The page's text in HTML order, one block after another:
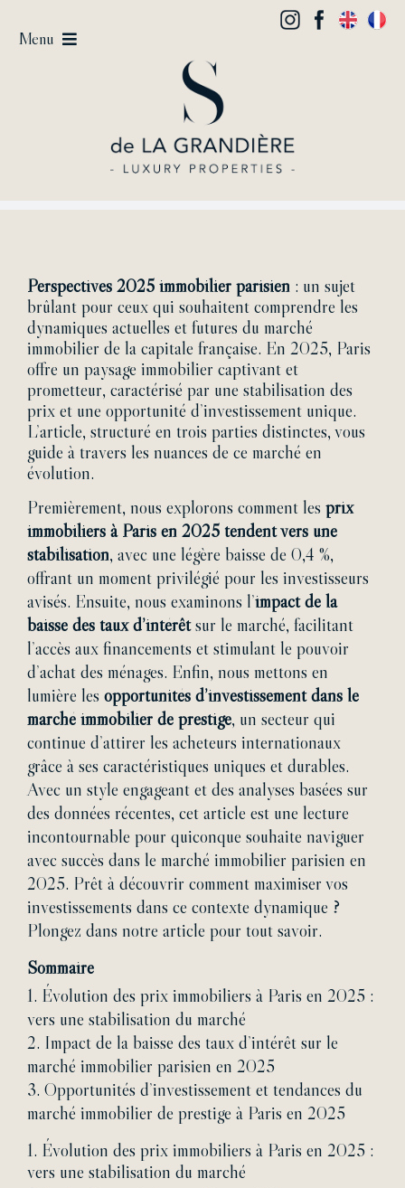
Menu
Perspectives 2025 immobilier parisien : un sujet
brûlant pour ceux qui souhaitent comprendre les
dynamiques actuelles et futures du marché
immobilier de la capitale française. En 2025, Paris
offre un paysage immobilier captivant et
prometteur, caractérisé par une stabilisation des
prix et une opportunité d’investissement unique.
L’article, structuré en trois parties distinctes, vous
guide à travers les nuances de ce marché en
évolution.
Premièrement, nous explorons comment les prix
immobiliers à Paris en 2025 tendent vers une
stabilisation, avec une légère baisse de 0,4 %,
offrant un moment privilégié pour les investisseurs
avisés. Ensuite, nous examinons l’impact de la
baisse des taux d’intérêtsur le marché, facilitant
l’accès aux financements et stimulant le pouvoir
d’achat des ménages. Enfin, nous mettons en
lumière les opportunités d’investissement dans le
marché immobilier de prestige, un secteur qui
continue d’attirer les acheteurs internationaux
grâce à ses caractéristiques uniques et durables.
Avec un style engageant et des analyses basées sur
des données récentes, cet article est une lecture
incontournable pour quiconque souhaite naviguer
avec succès dans le marché immobilier parisien en
2025. Prêt à découvrir comment maximiser vos
investissements dans ce contexte dynamique ?
Plongez dans notre article pour tout savoir.
Sommaire
1. Évolution des prix immobiliers à Paris en 2025 :
vers une stabilisation du marché
2. Impact de la baisse des taux d’intérêt sur le
marché immobilier parisien en 2025
3. Opportunités d’investissement et tendances du
marché immobilier de prestige à Paris en 2025
1. Évolution des prix immobiliers à Paris en 2025 :
vers une stabilisation du marché